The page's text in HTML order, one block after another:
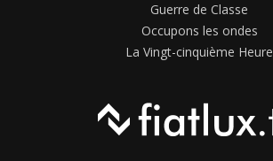
Guerre de Classe
Occupons les ondes
La Vingt-cinquième Heure